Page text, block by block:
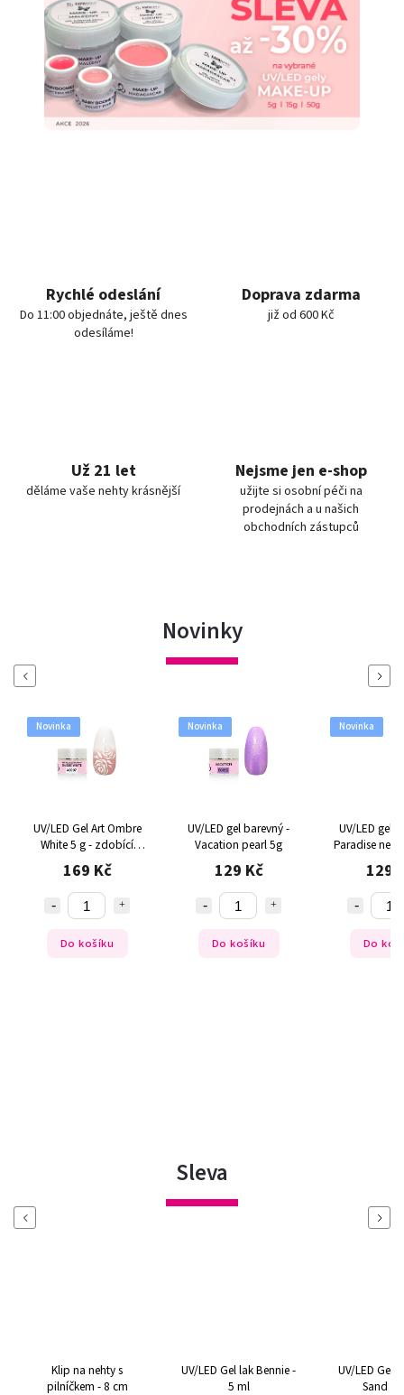
Rychlé odeslání
Do 11:00 objednáte, ještě dnes
odesíláme!
Doprava zdarma
již od 600 Kč
Už 21 let
děláme vaše nehty krásnější
Nejsme jen e-shop
užijte si osobní péči na
prodejnách a u našich
obchodních zástupců
Novinky
Previous
Novinka
UV/LED gel barevný -
Vacation pearl 5g
129 Kč
Do košíku
Novinka
UV/LED gel barevný -
Paradise neon pearl 5g
129 Kč
Do košíku
Novinka
UV/LED
Tropical
Do
Next
Sleva
Previous
na nehty s
- 8 cm
UV/LED Gel lak Bennie -
UV/LED Gel lak Desert
Next